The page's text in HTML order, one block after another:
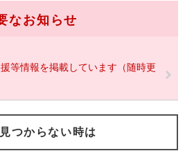
なお知らせ
等情報を掲載しています（随時更
つからない時は